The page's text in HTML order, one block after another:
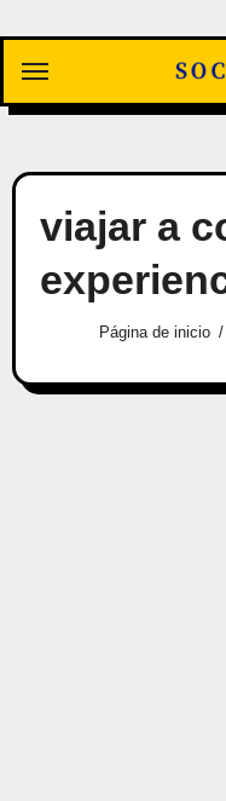
contenido
viajar a
Página de inicio